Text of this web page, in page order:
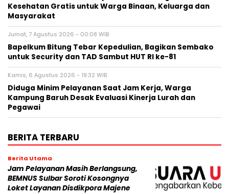
Kesehatan Gratis untuk Warga Binaan, Keluarga dan
Masyarakat
Jumat, 7 Agustus 2026 - 00:08 WIB
Bapelkum Bitung Tebar Kepedulian, Bagikan Sembako
untuk Security dan TAD Sambut HUT RI ke-81
Kamis, 6 Agustus 2026 - 19:32 WIB
Diduga Minim Pelayanan Saat Jam Kerja, Warga
Kampung Baruh Desak Evaluasi Kinerja Lurah dan
Pegawai
BERITA TERBARU
Berita Utama
Jam Pelayanan Masih Berlangsung,
BEMNUS Sulbar Soroti Kosongnya
Loket Layanan Disdikpora Majene